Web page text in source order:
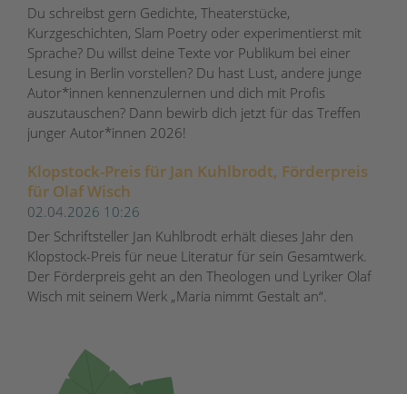
Du schreibst gern Gedichte, Theaterstücke,
Kurzgeschichten, Slam Poetry oder experimentierst mit
Sprache? Du willst deine Texte vor Publikum bei einer
Lesung in Berlin vorstellen? Du hast Lust, andere junge
Autor*innen kennenzulernen und dich mit Profis
auszutauschen? Dann bewirb dich jetzt für das Treffen
junger Autor*innen 2026!
Klopstock-Preis für Jan Kuhlbrodt, Förderpreis
für Olaf Wisch
02.04.2026 10:26
Der Schriftsteller Jan Kuhlbrodt erhält dieses Jahr den
Klopstock-Preis für neue Literatur für sein Gesamtwerk.
Der Förderpreis geht an den Theologen und Lyriker Olaf
Wisch mit seinem Werk „Maria nimmt Gestalt an“.